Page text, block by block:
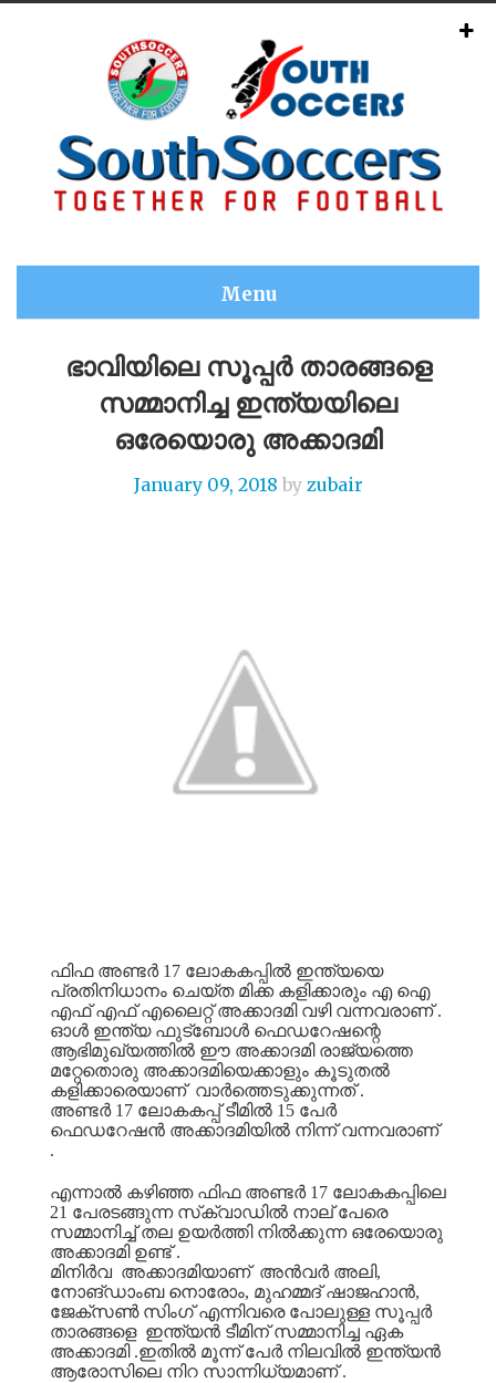
Menu
ഭാവിയിലെ സൂപ്പർ താരങ്ങളെ
സമ്മാനിച്ച ഇന്ത്യയിലെ
ഒരേയൊരു അക്കാദമി
January 09, 2018 by zubair
ഫിഫ അണ്ടർ17 ലോകകപ്പിൽ ഇന്ത്യയെ
പ്രതിനിധാനം ചെയ്ത മിക്ക കളിക്കാരും എ ഐ
എഫ് എഫ് എലൈറ്റ് അക്കാദമി വഴി വന്നവരാണ്.
ഓൾ ഇന്ത്യ ഫുട്ബോൾ ഫെഡറേഷന്റെ
ആഭിമുഖ്യത്തിൽ ഈ അക്കാദമി രാജ്യത്തെ
മറ്റേതൊരു അക്കാദമിയെക്കാളും കൂടുതൽ
കളിക്കാരെയാണ് വാർത്തെടുക്കുന്നത്.
അണ്ടർ17 ലോകകപ്പ് ടീമിൽ 15 പേർ
ഫെഡറേഷൻ അക്കാദമിയിൽ നിന്ന് വന്നവരാണ്
.
എന്നാൽ കഴിഞ്ഞ ഫിഫ അണ്ടർ17 ലോകകപ്പിലെ
21 പേരടങ്ങുന്ന സ്‌ക്വാഡിൽ നാല് പേരെ
സമ്മാനിച്ച് തല ഉയർത്തി നിൽക്കുന്ന ഒരേയൊരു
അക്കാദമി ഉണ്ട്.
മിനിർവ അക്കാദമിയാണ് അൻവർ അലി,
നോങ്ഡാംബ നൊരോം, മുഹമ്മദ് ഷാജഹാൻ,
ജേക്സൺ സിംഗ് എന്നിവരെ പോലുള്ള സൂപ്പർ
താരങ്ങളെ ഇന്ത്യൻ ടീമിന് സമ്മാനിച്ച ഏക
അക്കാദമി.ഇതിൽ മൂന്ന് പേർ നിലവിൽ ഇന്ത്യൻ
ആരോസിലെ നിറ സാന്നിധ്യമാണ് .